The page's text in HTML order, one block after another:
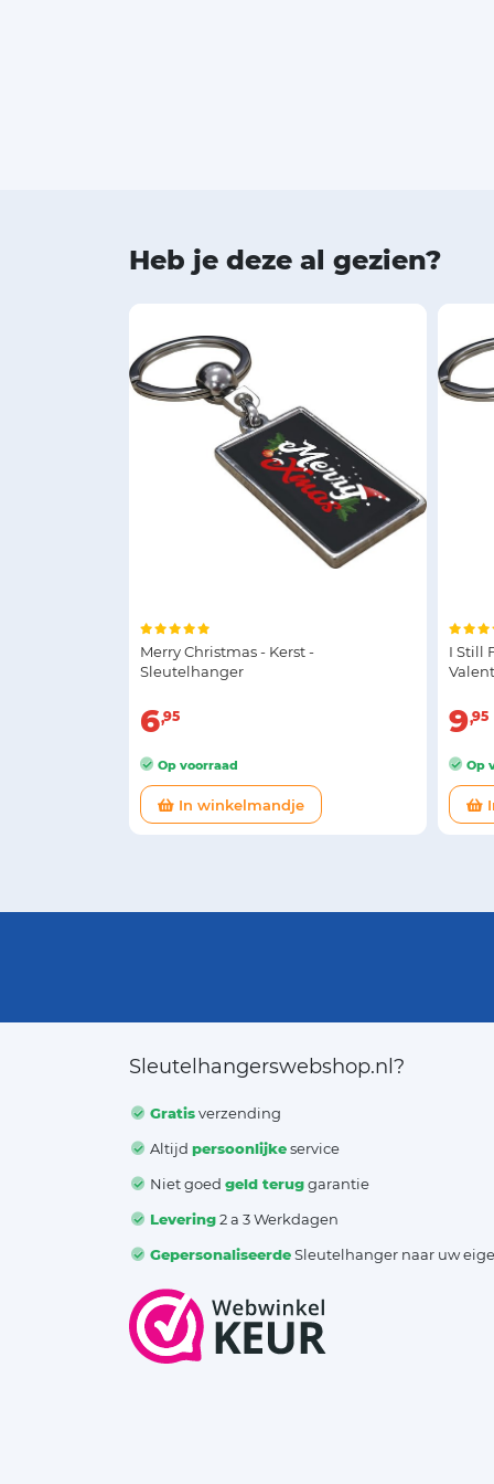
Heb je deze al gezien?
Merry Christmas - Kerst -
Sleutelhanger
6 95
Op voorraad
In winkelmandje
I Still
9 95
Op
Sleutelhangerswebshop.nl?
Gratisverzending
Altijdpersoonlijkeservice
Niet goedgeld teruggarantie
Levering2 a 3 Werkdagen
GepersonaliseerdeSleutelhanger naar uw